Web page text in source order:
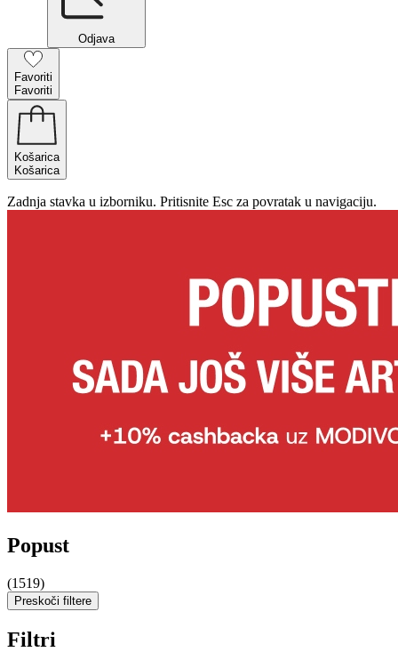
Odjava
Favoriti
Favoriti
Košarica
Košarica
Zadnja stavka u izborniku. Pritisnite Esc za povratak u navigaciju.
Popust
(1519)
Preskoči filtere
Filtri